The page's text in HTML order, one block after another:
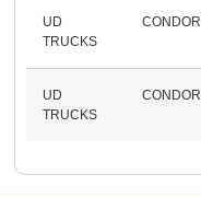
UD
TRUCKS
CONDOR
UD
TRUCKS
CONDOR